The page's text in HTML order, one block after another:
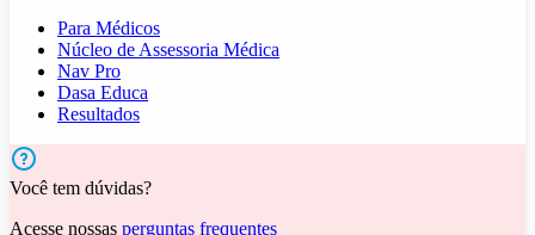
Para Médicos
Núcleo de Assessoria Médica
Nav Pro
Dasa Educa
Resultados
Você tem dúvidas?
Acesse nossas perguntas frequentes